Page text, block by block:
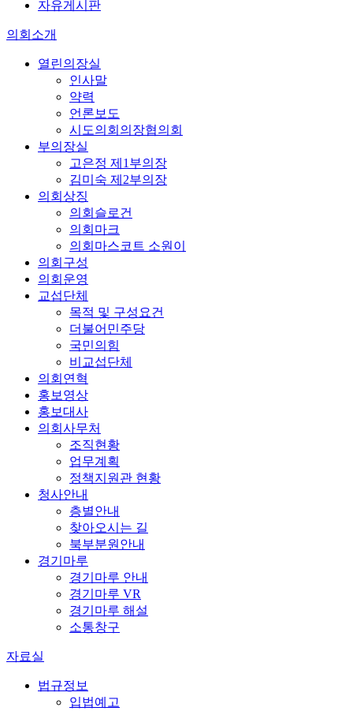
자유게시판
의회소개
열린의장실
인사말
약력
언론보도
시도의회의장협의회
부의장실
고은정 제1부의장
김미숙 제2부의장
의회상징
의회슬로건
의회마크
의회마스코트 소원이
의회구성
의회운영
교섭단체
목적 및 구성요건
더불어민주당
국민의힘
비교섭단체
의회연혁
홍보영상
홍보대사
의회사무처
조직현황
업무계획
정책지원관 현황
청사안내
층별안내
찾아오시는 길
북부분원안내
경기마루
경기마루 안내
경기마루 VR
경기마루 해설
소통창구
자료실
법규정보
입법예고